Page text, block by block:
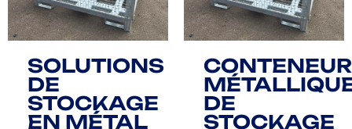
SOLUTIONS
DE
STOCKAGE
EN MÉTAL
DE
STOCKAGE